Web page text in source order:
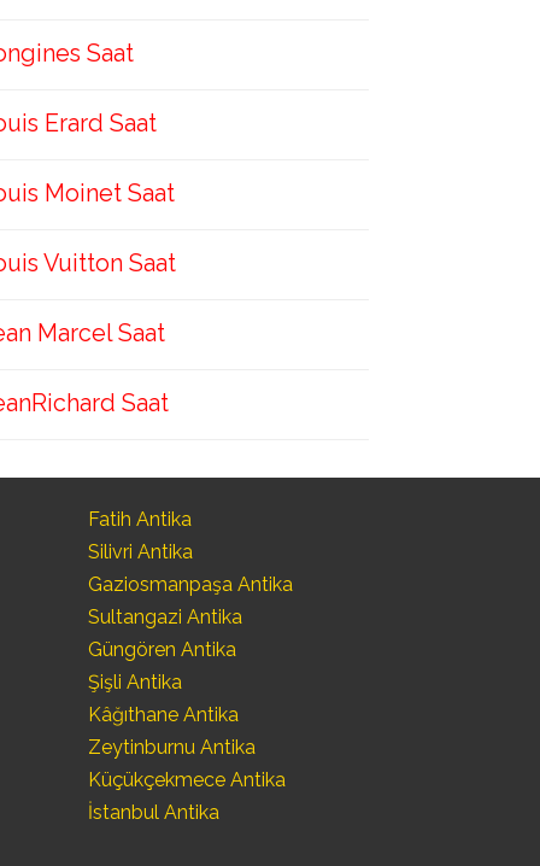
Saat
Erard Saat
Moinet Saat
Vuitton Saat
Marcel Saat
Saat
Fatih Antika
Silivri Antika
Gaziosmanpaşa Antika
Sultangazi Antika
Güngören Antika
Şişli Antika
Kâğıthane Antika
Zeytinburnu Antika
Küçükçekmece Antika
İstanbul Antika